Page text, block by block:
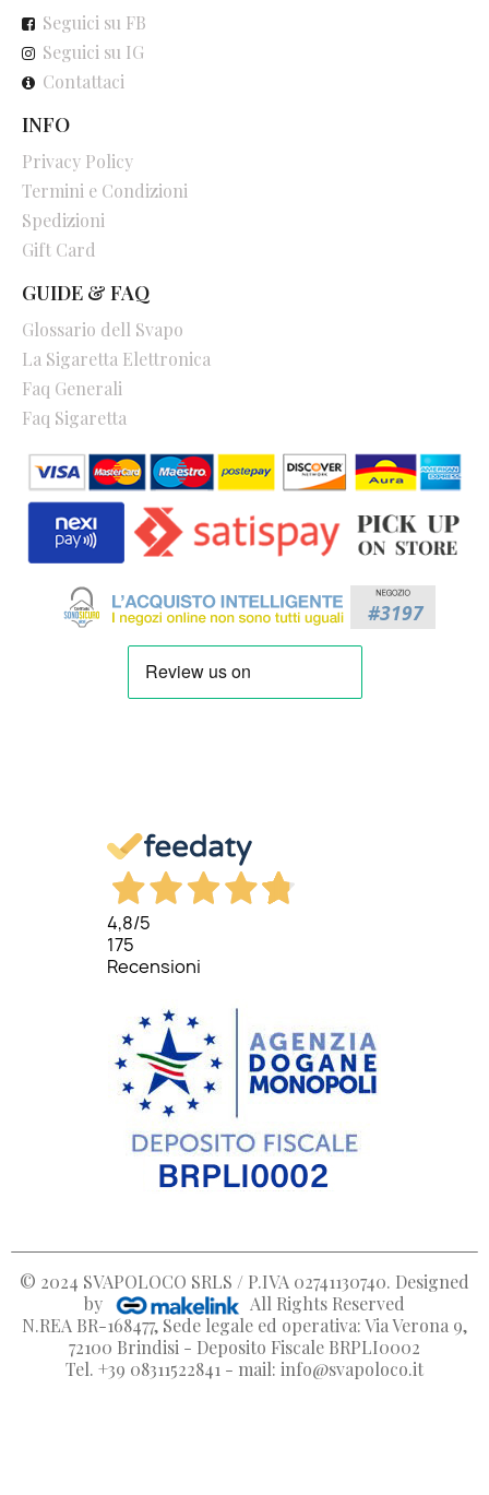
Seguici su FB
Seguici su IG
Contattaci
INFO
Privacy Policy
Termini e Condizioni
Spedizioni
Gift Card
GUIDE & FAQ
Glossario dell Svapo
La Sigaretta Elettronica
Faq Generali
Faq Sigaretta
4,8/5
175
Recensioni
© 2024 SVAPOLOCO SRLS / P.IVA 02741130740. Designed
by
All Rights Reserved
N.REA BR-168477, Sede legale ed operativa: Via Verona 9,
72100 Brindisi - Deposito Fiscale BRPLI0002
Tel. +39 08311522841 - mail: info@svapoloco.it